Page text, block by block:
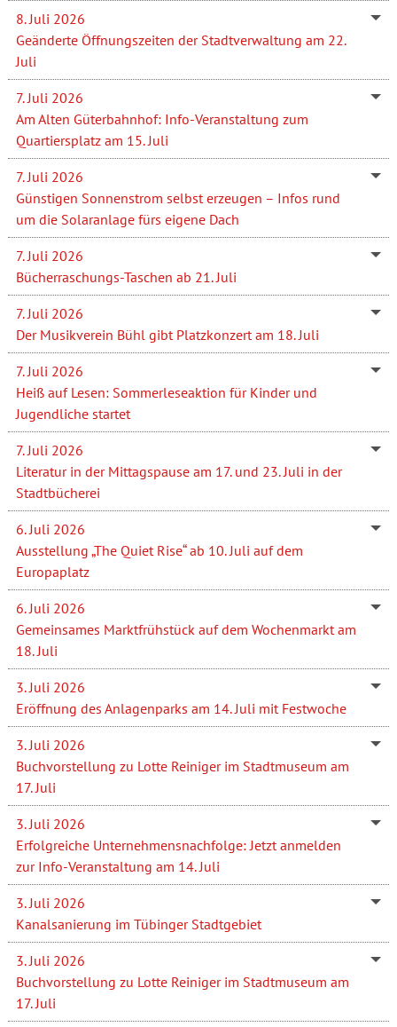
8. Juli 2026
Geänderte Öffnungszeiten der Stadtverwaltung am 22.
Juli
7. Juli 2026
Am Alten Güterbahnhof: Info-Veranstaltung zum
Quartiersplatz am 15. Juli
7. Juli 2026
Günstigen Sonnenstrom selbst erzeugen – Infos rund
um die Solaranlage fürs eigene Dach
7. Juli 2026
Bücherraschungs-Taschen ab 21. Juli
7. Juli 2026
Der Musikverein Bühl gibt Platzkonzert am 18. Juli
7. Juli 2026
Heiß auf Lesen: Sommerleseaktion für Kinder und
Jugendliche startet
7. Juli 2026
Literatur in der Mittagspause am 17. und 23. Juli in der
Stadtbücherei
6. Juli 2026
Ausstellung „The Quiet Rise“ ab 10. Juli auf dem
Europaplatz
6. Juli 2026
Gemeinsames Marktfrühstück auf dem Wochenmarkt am
18. Juli
3. Juli 2026
Eröffnung des Anlagenparks am 14. Juli mit Festwoche
3. Juli 2026
Buchvorstellung zu Lotte Reiniger im Stadtmuseum am
17. Juli
3. Juli 2026
Erfolgreiche Unternehmensnachfolge: Jetzt anmelden
zur Info-Veranstaltung am 14. Juli
3. Juli 2026
Kanalsanierung im Tübinger Stadtgebiet
3. Juli 2026
Buchvorstellung zu Lotte Reiniger im Stadtmuseum am
17. Juli